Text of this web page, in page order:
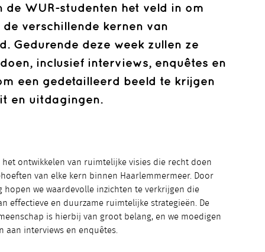
de WUR-studenten het veld in om
verschillende kernen van
Gedurende deze week zullen ze
inclusief interviews, enquêtes en
een gedetailleerd beeld te krijgen
en uitdagingen.
ontwikkelen van ruimtelijke visies die recht doen
van elke kern binnen Haarlemmermeer. Door
hopen we waardevolle inzichten te verkrijgen die
effectieve en duurzame ruimtelijke strategieën. De
is hierbij van groot belang, en we moedigen
aan interviews en enquêtes.